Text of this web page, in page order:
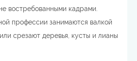
востребованными кадрами.
профессии занимаются валкой
срезают деревья, кусты и лианы